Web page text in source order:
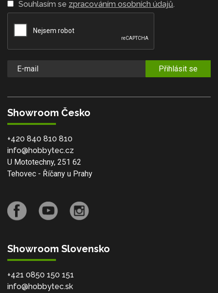
Souhlasím se zpracováním osobních údajů.
Přihlásit se
Showroom Česko
+420 840 810 810
info@hobbytec.cz
U Mototechny, 251 62
Tehovec - Říčany u Prahy
Showroom Slovensko
+421 0850 150 151
info@hobbytec.sk